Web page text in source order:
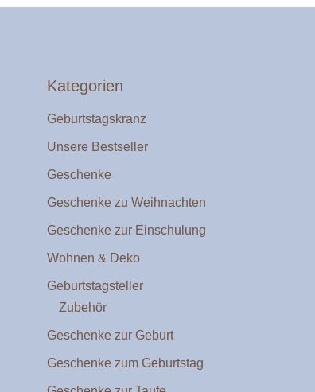
Kategorien
Geburtstagskranz
Unsere Bestseller
Geschenke
Geschenke zu Weihnachten
Geschenke zur Einschulung
Wohnen & Deko
Geburtstagsteller
Zubehör
Geschenke zur Geburt
Geschenke zum Geburtstag